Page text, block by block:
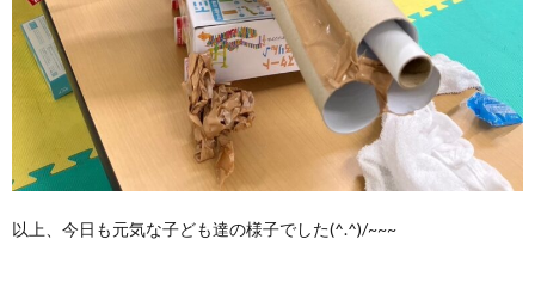
以上、今日も元気な子ども達の様子でした(^.^)/~~~